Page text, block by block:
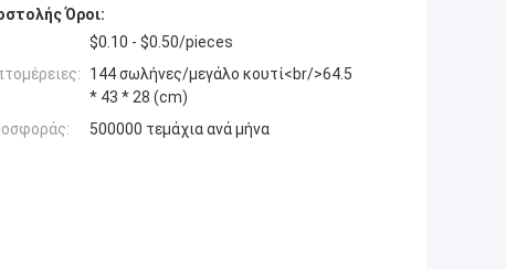
Όροι:
$0.10 - $0.50/pieces
144 σωλήνες/μεγάλο κουτί<br/>64.5
* 43 * 28 (cm)
500000 τεμάχια ανά μήνα